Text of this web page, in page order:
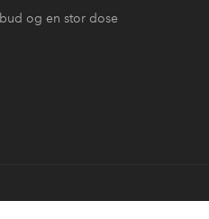
og en stor dose